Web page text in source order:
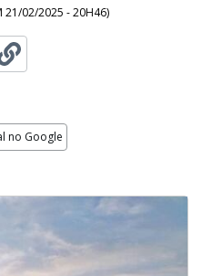
21/02/2025 - 20H46)
no Google